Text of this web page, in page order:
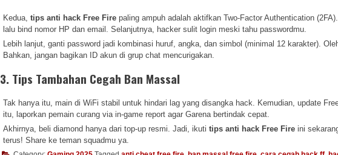
Kedua,tips anti hack Free Fire paling ampuh adalah aktifkan Two-Factor Authentication
lalu bind nomor HP dan email. Selanjutnya, hacker sulit login meski tahu passwordmu.
Lebih lanjut, ganti password jadi kombinasi huruf, angka, dan simbol (minimal 12 karakter).
Bahkan, jangan bagikan ID akun di grup chat mencurigakan.
3. Tips Tambahan Cegah Ban Massal
Tak hanya itu, main di WiFi stabil untuk hindari lag yang disangka hack. Kemudian, update
itu, laporkan pemain curang via in-game report agar Garena bertindak cepat.
Akhirnya, beli diamond hanya dari top-up resmi. Jadi, ikutitips anti hack Free Fire ini
terus! Share ke teman squadmu ya.